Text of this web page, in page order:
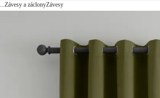
...Závesy a záclonyZávesy